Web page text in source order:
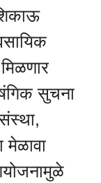
सुचना
मेळावा